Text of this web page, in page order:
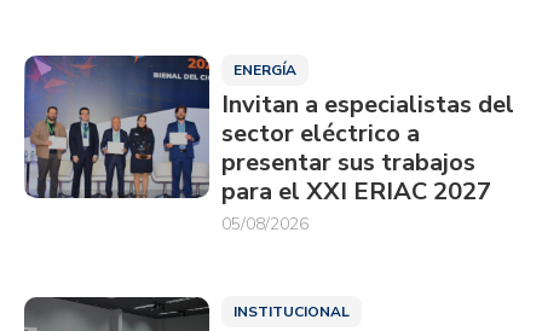
ENERGÍA
Invitan a especialistas del
sector eléctrico a
presentar sus trabajos
para el XXI ERIAC 2027
05/08/2026
INSTITUCIONAL